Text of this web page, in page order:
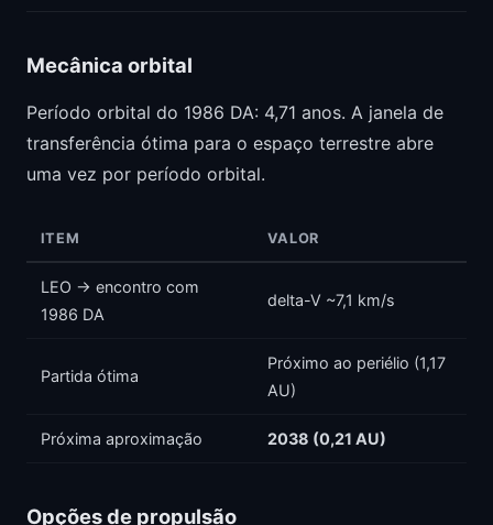
Mecânica orbital
Período orbital do 1986 DA: 4,71 anos. A janela de
transferência ótima para o espaço terrestre abre
uma vez por período orbital.
ITEM VALOR
LEO → encontro com
1986 DA
delta-V ~7,1 km/s
Partida ótima
Próximo ao periélio (1,17
AU)
Próxima aproximação 2038 (0,21 AU)
Opções de propulsão